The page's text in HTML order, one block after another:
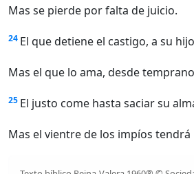
Mas se pierde por falta de juicio.
24 El que detiene el castigo, a su
Mas el que lo ama, desde
25 El justo come hasta saciar su
Mas el vientre de los impíos tendrá